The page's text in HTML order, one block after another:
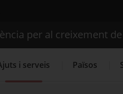
finestra.
per al creixement
i serveis Països